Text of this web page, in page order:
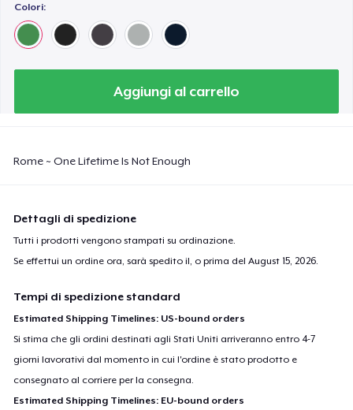
Colori:
Aggiungi al carrello
Rome ~ One Lifetime Is Not Enough
Dettagli di spedizione
Tutti i prodotti vengono stampati su ordinazione.
Se effettui un ordine ora, sarà spedito il, o prima delAugust 15, 2026.
Tempi di spedizione standard
Estimated Shipping Timelines: US-bound orders
Si stima che gli ordini destinati agli Stati Uniti arriveranno entro 4-7
giorni lavorativi dal momento in cui l'ordine è stato prodotto e
consegnato al corriere per la consegna.
Estimated Shipping Timelines: EU-bound orders